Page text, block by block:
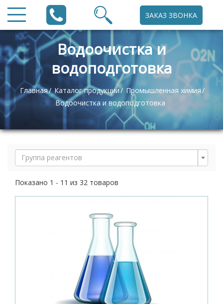
Водоочистка и
водоподготовка
Главная Каталог продукции
Промышленная химия
Водоочистка и водоподготовка
Группа реагентов
Показано 1 - 11 из 32 товаров
ЗАКАЗ ЗВОНКА